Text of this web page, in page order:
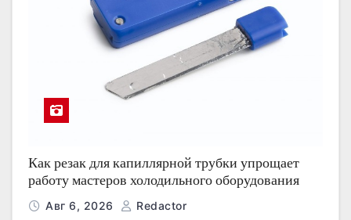
Как резак для капиллярной трубки упрощает
работу мастеров холодильного оборудования
Авг 6, 2026 Redactor